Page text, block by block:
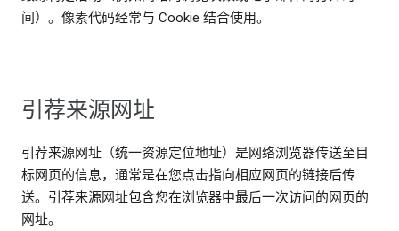
间）。像素代码经常与 Cookie 结合使用。
引荐来源网址
引荐来源网址（统一资源定位地址）是网络浏览器传送至目
标网页的信息，通常是在您点击指向相应网页的链接后传
送。引荐来源网址包含您在浏览器中最后一次访问的网页的
网址。